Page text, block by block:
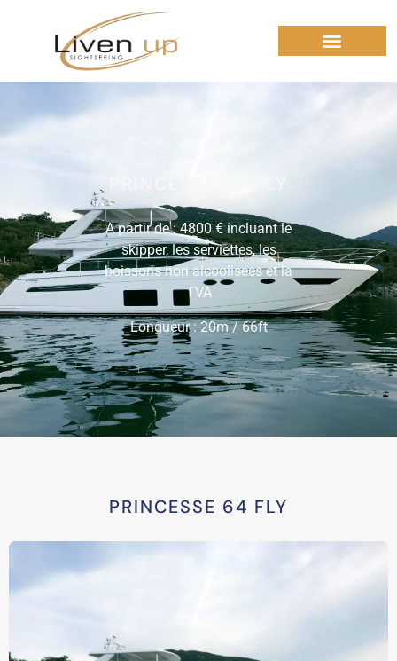
A partir de : 4800 € incluant le
skipper, les serviettes, les
boissons non alcoolisées et la
TVA
Longueur : 20m / 66ft
PRINCESSE 64 FLY